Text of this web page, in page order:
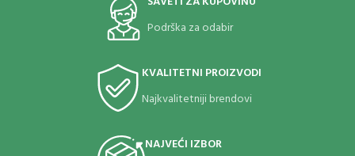
Podrška za odabir
KVALITETNI PROIZVODI
Najkvalitetniji brendovi
NAJVEĆI IZBOR